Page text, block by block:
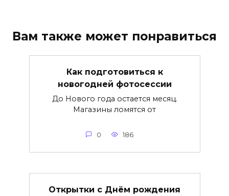
Вам также может понравиться
Как подготовиться к
новогодней фотосессии
До Нового года остается месяц.
Магазины ломятся от
0 186
Открытки с Днём рождения